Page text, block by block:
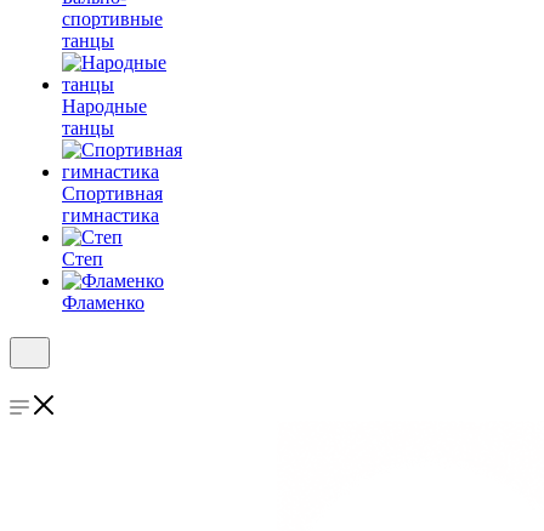
спортивные
танцы
Народные
танцы
Спортивная
гимнастика
Степ
Фламенко